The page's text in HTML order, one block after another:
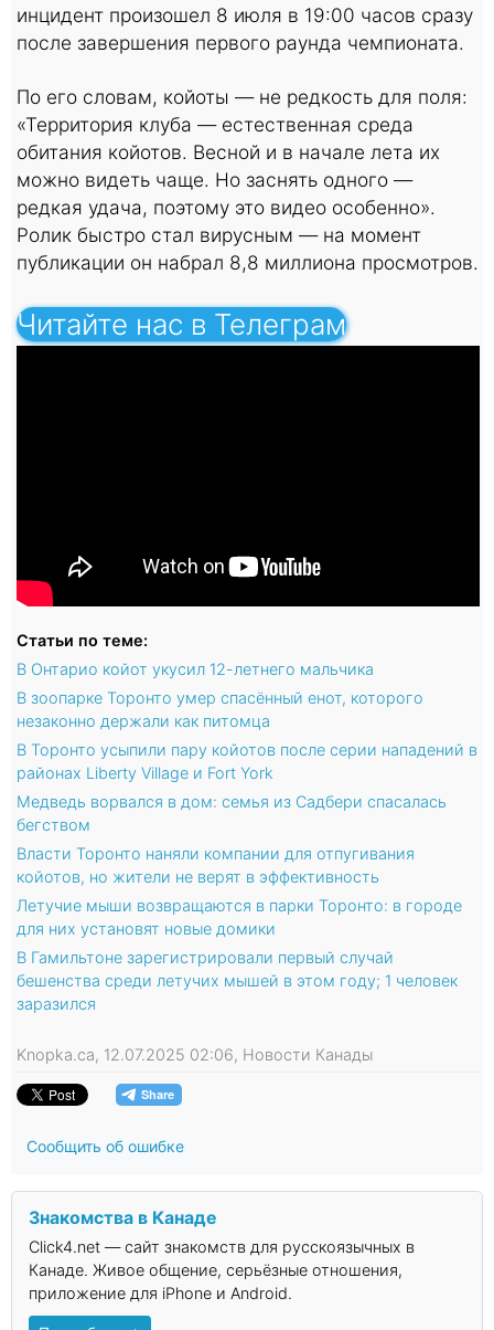
инцидент произошел 8 июля в 19:00 часов сразу
после завершения первого раунда чемпионата.
По его словам, койоты — не редкость для поля:
«Территория клуба — естественная среда
обитания койотов. Весной и в начале лета их
можно видеть чаще. Но заснять одного —
редкая удача, поэтому это видео особенно».
Ролик быстро стал вирусным — на момент
публикации он набрал 8,8 миллиона просмотров.
Читайте нас в Телеграм
Статьи по теме:
В Онтарио койот укусил 12-летнего мальчика
В зоопарке Торонто умер спасённый енот, которого
незаконно держали как питомца
В Торонто усыпили пару койотов после серии нападений в
районах Liberty Village и Fort York
Медведь ворвался в дом: семья из Садбери спасалась
бегством
Власти Торонто наняли компании для отпугивания
койотов, но жители не верят в эффективность
Летучие мыши возвращаются в парки Торонто: в городе
для них установят новые домики
В Гамильтоне зарегистрировали первый случай
бешенства среди летучих мышей в этом году; 1 человек
заразился
Knopka.ca, 12.07.2025 02:06, Новости Канады
Сообщить об ошибке
Знакомства в Канаде
Click4.net — сайт знакомств для русскоязычных в
Канаде. Живое общение, серьёзные отношения,
приложение для iPhone и Android.